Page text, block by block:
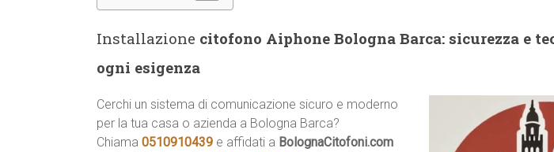
Installazione citofono Aiphone Bologna Barca: sicurezza e
ogni esigenza
Cerchi un sistema di comunicazione sicuro e moderno
per la tua casa o azienda a Bologna Barca?
Chiama 0510910439 e affidati a BolognaCitofoni.com